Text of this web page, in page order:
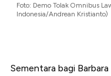
Foto: Demo Tolak Omnibus
Indonesia/Andrean Kristianto)
Sementara bagi